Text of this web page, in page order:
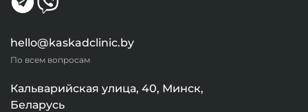
hello@kaskadclinic.by
По всем вопросам
Кальварийская улица, 40, Минск,
Беларусь